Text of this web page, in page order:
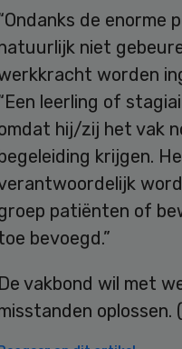
de enorme
niet
worden
leerling of
hij/zij het vak
krijgen.
patiënten of
bevoegd.”
De vakbond wil met
oplossen.